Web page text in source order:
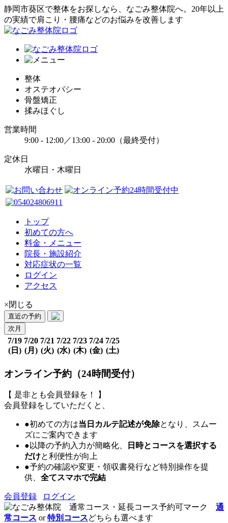
静岡市葵区で整体をお探しなら、なごみ整体院へ。20年以上
の実績で肩こり・腰痛などのお悩みを改善します
整体
オステオパシー
骨盤矯正
揉みほぐし
営業時間
9:00 - 12:00／13:00 - 20:00（最終受付）
定休日
水曜日・木曜日
トップ
初めての方へ
料金・メニュー
院長・施設紹介
対応症状の一覧
ログイン
アクセス
×閉じる
直近の予約
次月
7/19
(日)
7/20
(月)
7/21
(火)
7/22
(水)
7/23
(木)
7/24
(金)
7/25
(土)
オンライン予約（24時間受付）
【 是非とも会員登録を！ 】
会員登録をしていただくと、
●初めての方は当日カルテ記述が免除となり、スムー
ズにご案内できます
●以降の予約入力が簡略化、
日時とコースを選択する
だけと利便性が向上
●予約の確認や変更・領収書発行など特別操作を提
供、 全てスマホで完結
会員登録
ログイン
通
常コース or特別コースどちらも選べます